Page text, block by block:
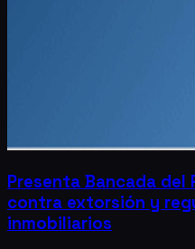
Presenta Bancada
contra extorsión y
inmobiliarios